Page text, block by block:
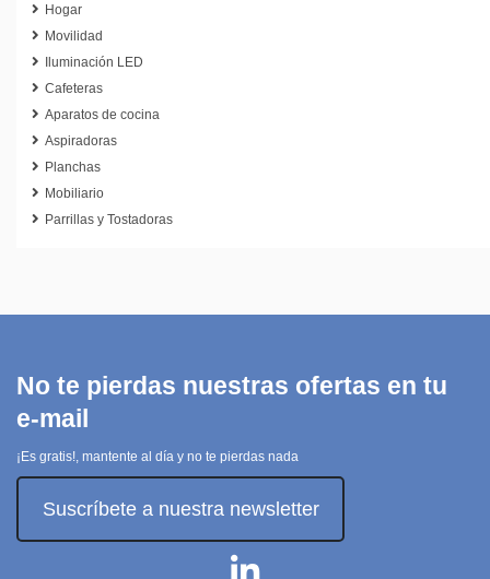
Hogar
Movilidad
Iluminación LED
Cafeteras
Aparatos de cocina
Aspiradoras
Planchas
Mobiliario
Parrillas y Tostadoras
No te pierdas nuestras ofertas en tu
e-mail
¡Es gratis!, mantente al día y no te pierdas nada
Suscríbete a nuestra newsletter